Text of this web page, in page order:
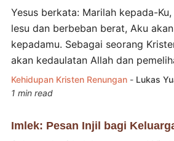
Yesus berkata: Marilah kepada-
lesu dan berbeban berat, Aku
kepadamu. Sebagai seorang
akan kedaulatan Allah dan
Kehidupan Kristen Renungan - Lukas
1 min read
Imlek: Pesan Injil bagi